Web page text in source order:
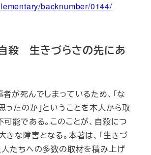
backnumber/0144/
殺 生きづらさの先にあ
が死んでしまっているため、「な
ったのか」ということを本人から取
能である。このことが、自殺につ
きな障害となる。本著は、「生きづ
人たちへの多数の取材を積み上げ